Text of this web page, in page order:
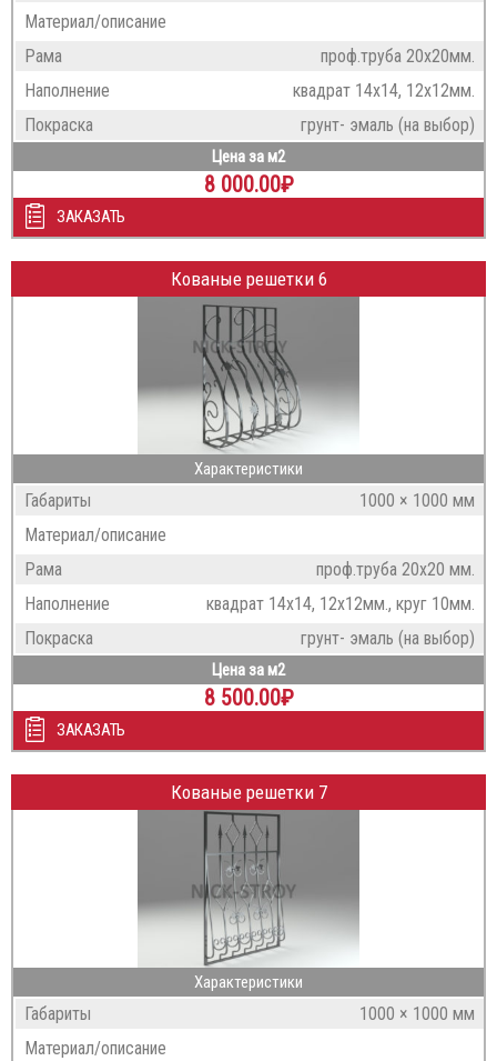
Материал/описание
Рама
проф.труба 20х20мм.
Наполнение
квадрат 14х14, 12х12мм.
Покраска
грунт- эмаль (на выбор)
Цена за м2
8 000.00₽
ЗАКАЗАТЬ
Кованые решетки 6
Характеристики
Габариты
1000 × 1000 мм
Материал/описание
Рама
проф.труба 20х20 мм.
Наполнение
квадрат 14х14, 12х12мм., круг 10мм.
Покраска
грунт- эмаль (на выбор)
Цена за м2
8 500.00₽
ЗАКАЗАТЬ
Кованые решетки 7
Характеристики
Габариты
1000 × 1000 мм
Материал/описание